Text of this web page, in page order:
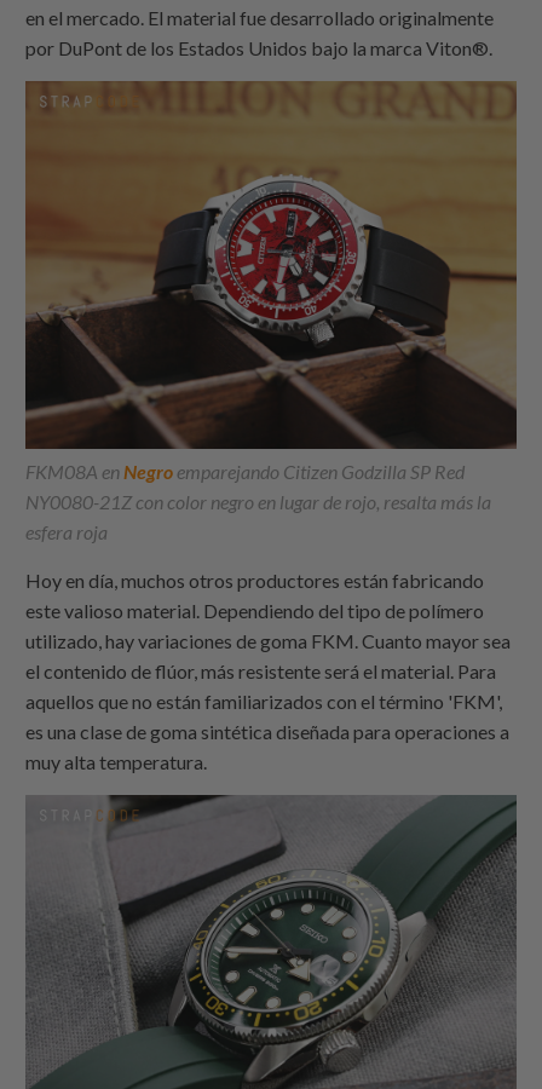
en el mercado. El material fue desarrollado originalmente
por DuPont de los Estados Unidos bajo la marca Viton®.
FKM08A en Negro emparejando Citizen Godzilla SP Red
NY0080-21Z con color negro en lugar de rojo, resalta más la
esfera roja
Hoy en día, muchos otros productores están fabricando
este valioso material. Dependiendo del tipo de polímero
utilizado, hay variaciones de goma FKM. Cuanto mayor sea
el contenido de flúor, más resistente será el material. Para
aquellos que no están familiarizados con el término 'FKM',
es una clase de goma sintética diseñada para operaciones a
muy alta temperatura.